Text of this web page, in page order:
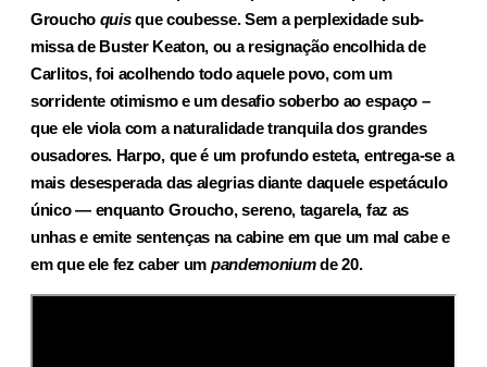
Groucho quisque coubesse. Sem a perplexidade sub­
missa de Buster Keaton, ou a resignação encolhida de
Carlitos, foi acolhendo todo aquele povo, com um
sorridente otimismo e um desafio soberbo ao espaço –
que ele viola com a naturalidade tranquila dos grandes
ousadores. Harpo, que é um profundo esteta, entrega-se a
mais desesperada das ale­grias diante daquele espetáculo
único — enquanto Groucho, sereno, tagarela, faz as
unhas e emite sentenças na cabine em que um mal cabe e
em que ele fez caber um pandemoniumde 20.